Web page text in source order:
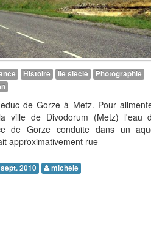
Histoire IIe siècle
Photographie
de Gorze à Metz. Pour
ville de Divodorum (Metz) l'eau
de Gorze conduite dans un
approximativement rue
2010 michele